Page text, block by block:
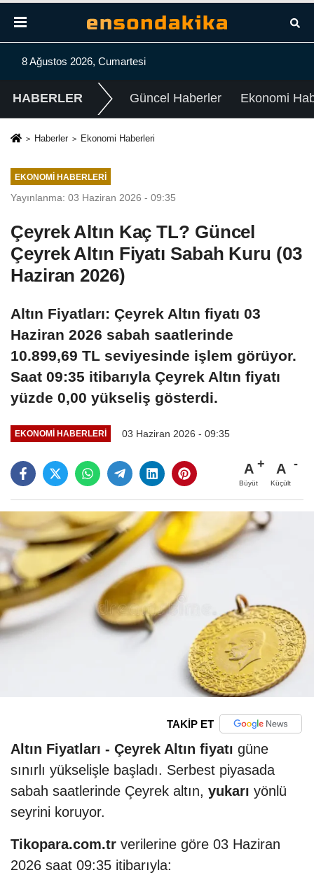
8 Ağustos 2026, Cumartesi
HABERLER Güncel Haberler Ekonomi
Haberler Ekonomi Haberleri
EKONOMI HABERLERI
Yayınlanma: 03 Haziran 2026 - 09:35
Çeyrek Altın Kaç TL? Güncel
Çeyrek Altın Fiyatı Sabah Kuru (03
Haziran 2026)
Altın Fiyatları: Çeyrek Altın fiyatı 03
Haziran 2026 sabah saatlerinde
10.899,69 TL seviyesinde işlem görüyor.
Saat 09:35 itibarıyla Çeyrek Altın fiyatı
yüzde 0,00 yükseliş gösterdi.
EKONOMI HABERLERI 03 Haziran 2026 - 09:35
A
Büyüt
A
Küçült
TAKİP ET
Altın Fiyatları - Çeyrek Altın fiyatı güne
sınırlı yükselişle başladı. Serbest piyasada
sabah saatlerinde Çeyrek altın, yukarı yönlü
seyrini koruyor.
Tikopara.com.tr verilerine göre 03 Haziran
2026 saat 09:35 itibarıyla: